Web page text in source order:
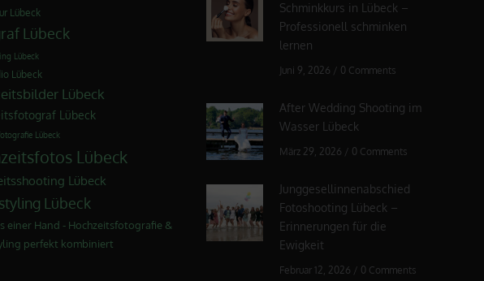
Lübeck
Lübeck
Lübeck
Lübeck
Lübeck
Lübeck
Lübeck
Lübeck
Lübeck
Lübeck
einer Hand - Hochzeitsfotografie &
perfekt kombiniert
Schminkkurs in Lübeck –
Professionell schminken
lernen
Juni 9, 2026 / 0 Comments
After Wedding Shooting im
Wasser Lübeck
März 29, 2026 / 0 Comments
Junggesellinnenabschied
Fotoshooting Lübeck –
Erinnerungen für die
Ewigkeit
Februar 12, 2026 / 0 Comments